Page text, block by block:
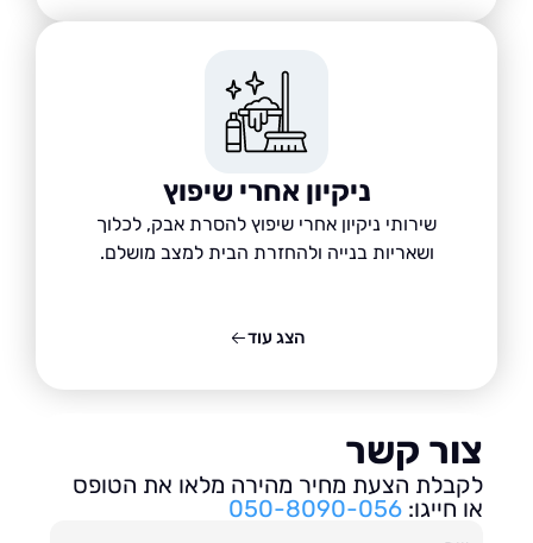
ניקיון אחרי שיפוץ
שירותי ניקיון אחרי שיפוץ להסרת אבק, לכלוך
ושאריות בנייה ולהחזרת הבית למצב מושלם.
קשר
הצעת מחיר מהירה מלאו את הטופס
חייגו:050-8090-056